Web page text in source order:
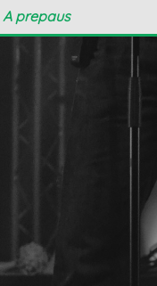
A prepaus